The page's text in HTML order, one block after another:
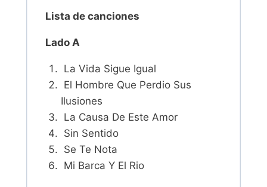
Lista de canciones
Lado A
La Vida Sigue Igual
El Hombre Que Perdio Sus
Ilusiones
La Causa De Este Amor
Sin Sentido
Se Te Nota
Mi Barca Y El Rio